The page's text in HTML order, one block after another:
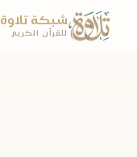
شبكة تلاوة
للقرآن الكريم